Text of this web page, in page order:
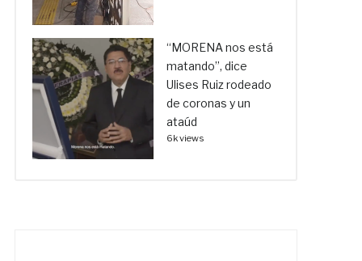
“MORENA nos está
matando”, dice
Ulises Ruiz rodeado
de coronas y un
ataúd
6k views